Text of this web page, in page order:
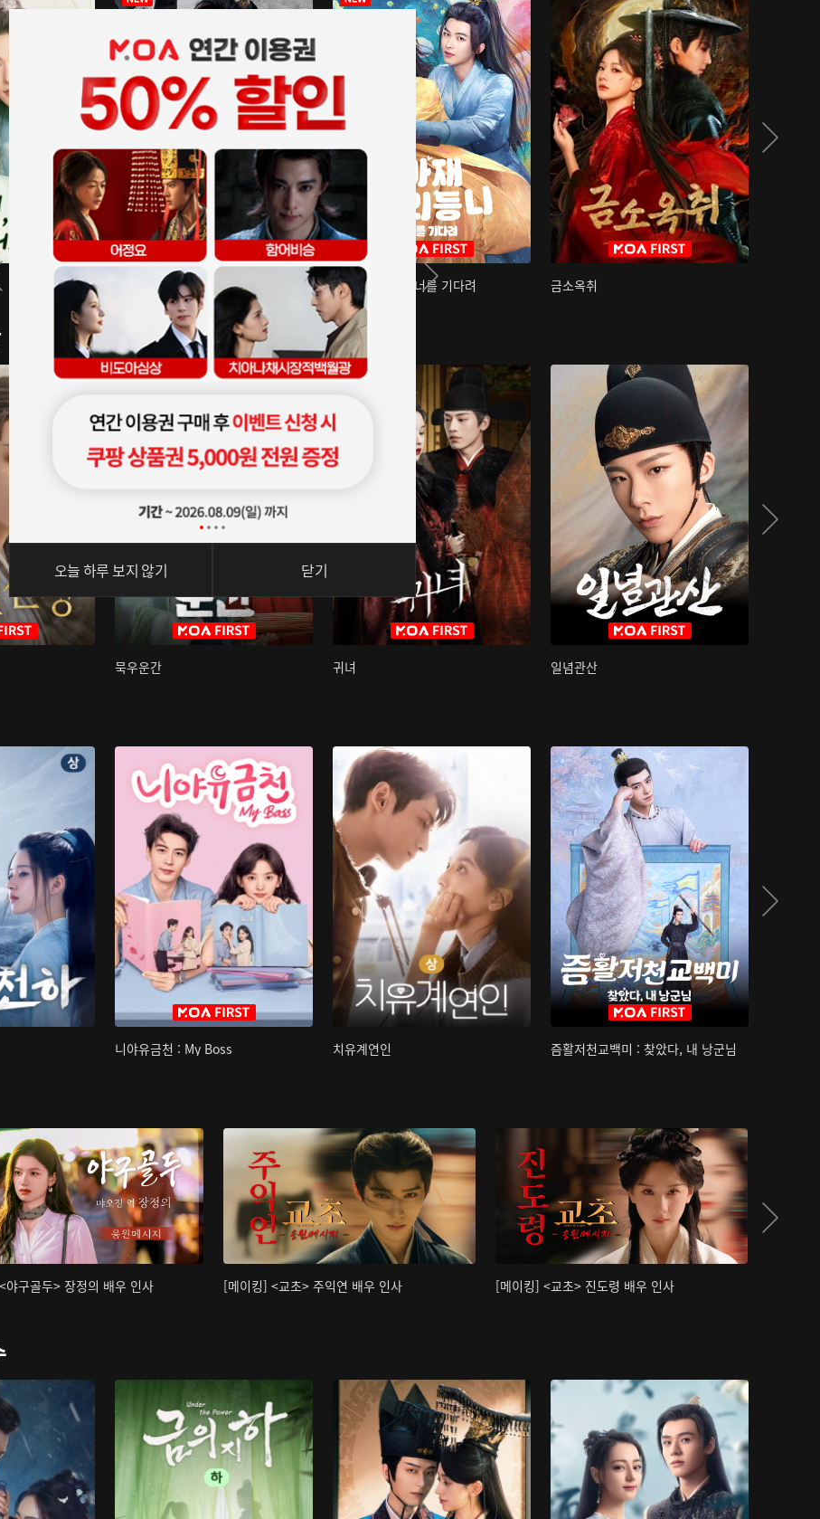
아재저리등니 : 너를 기다려 금소옥취
묵우운간 귀녀 일념관산
니야유금천 : My Boss 치유계연인 즘활저천교백미 : 찾았다, 내 낭군님
야구골두> 장정의 배우 인사 [메이킹] <교초> 주익연 배우 인사 [메이킹] <교초> 진도령 배우 인사
오늘 하루 보지 않기 닫기